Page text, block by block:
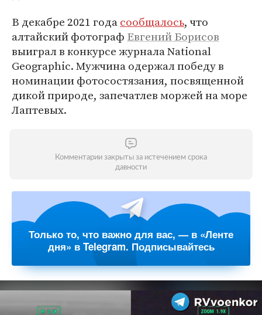
В декабре 2021 годасообщалось, что
алтайский фотограф Евгений Борисов
выиграл в конкурсе журнала National
Geographic. Мужчина одержал победу в
номинации фотосостязания, посвященной
дикой природе, запечатлев моржей на море
Лаптевых.
Комментарии закрыты за истечением срока
давности
Только то, что важно для вас, — в «Ленте
дня» в Telegram. Подписывайтесь